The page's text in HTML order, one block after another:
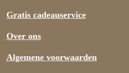
Gratis cadeauservice
Over ons
Algemene voorwaarden